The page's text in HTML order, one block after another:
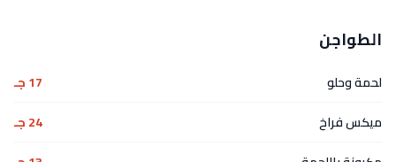
الطواجن
لحمة وحلو
17 جـ
ميكس فراخ
24 جـ